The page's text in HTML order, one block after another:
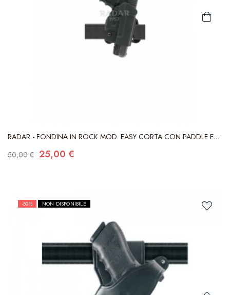
RADAR - FONDINA IN ROCK MOD. EASY CORTA CON PADDLE E
50,00 € 25,00 €
-50% NON DISPONIBILE